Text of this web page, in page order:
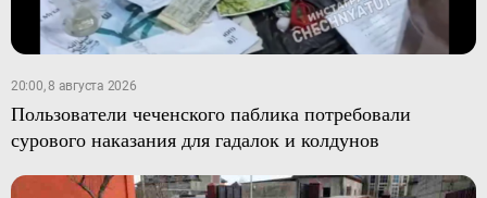
20:00, 8 августа 2026
Пользователи чеченского паблика потребовали
сурового наказания для гадалок и колдунов